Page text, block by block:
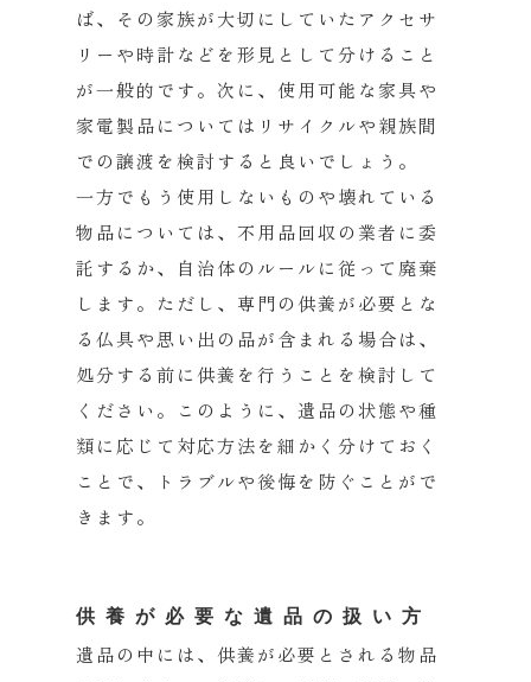
ば、 その家族が大切にしていたアクセサ
リーや時計などを形見として分けること
が一般的です。次に、 使用可能な家具や
家電製品についてはリサイクルや親族間
での譲渡 を検討すると良いでしょう。
一方でもう使用しないものや壊れている
物品については、 不用品回収の業者に委
託するか、
自治体のルールに従って廃棄
します。ただし、 専門の供養が必要とな
る仏具や思い出の品が含まれる場合は、
処分する前に供養を行うことを検討して
ください。このように、 遺品の状態や種
類に応じて対応方法を細かく分けておく
ことで、
トラブルや後悔を防ぐことがで
きます。
供養が必要な遺品の扱い方
遺品の中には、供養が必要とされる物品